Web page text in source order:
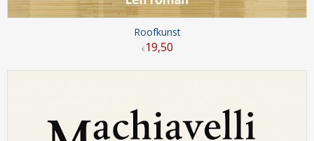
Roofkunst
€19,50